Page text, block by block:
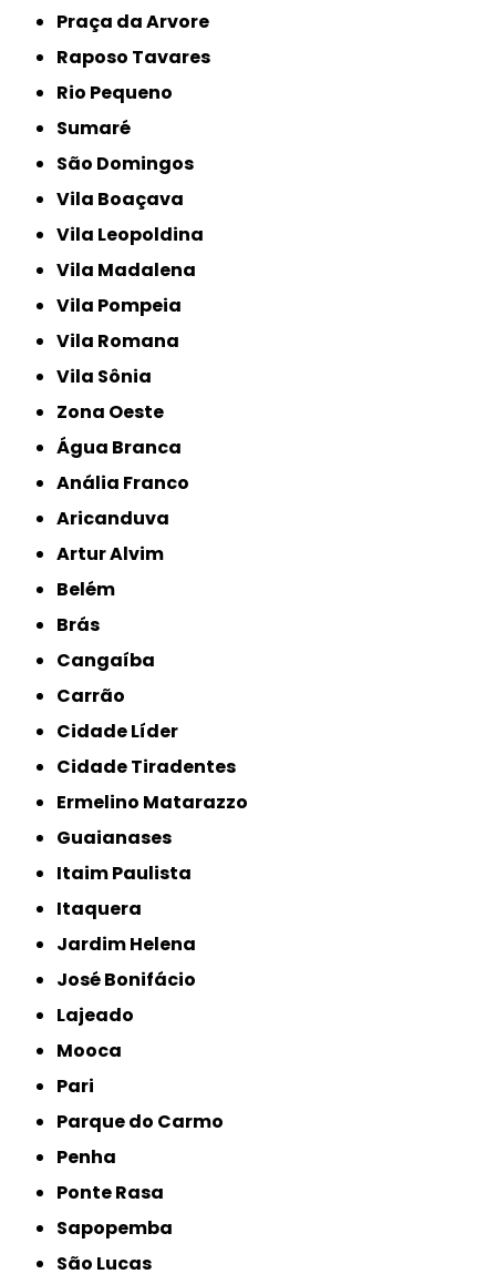
Praça da Arvore
Raposo Tavares
Rio Pequeno
Sumaré
São Domingos
Vila Boaçava
Vila Leopoldina
Vila Madalena
Vila Pompeia
Vila Romana
Vila Sônia
Zona Oeste
Água Branca
Anália Franco
Aricanduva
Artur Alvim
Belém
Brás
Cangaíba
Carrão
Cidade Líder
Cidade Tiradentes
Ermelino Matarazzo
Guaianases
Itaim Paulista
Itaquera
Jardim Helena
José Bonifácio
Lajeado
Mooca
Pari
Parque do Carmo
Penha
Ponte Rasa
Sapopemba
São Lucas